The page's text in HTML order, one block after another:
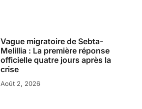
Vague migratoire de Sebta-
Melillia : La première réponse
officielle quatre jours après la
crise
Août 2, 2026